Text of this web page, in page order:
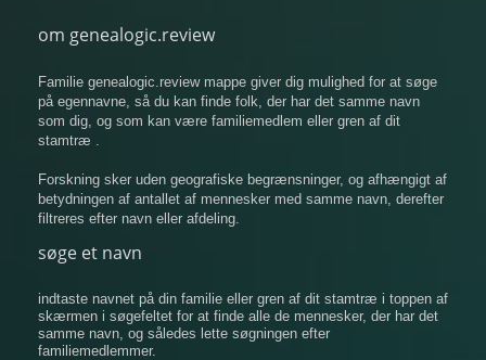
om genealogic.review
Familie genealogic.review mappe giver dig mulighed for at søge
på egennavne, så du kan finde folk, der har det samme navn
som dig, og som kan være familiemedlem eller gren af ​​dit
stamtræ .
Forskning sker uden geografiske begrænsninger, og afhængigt af
betydningen af ​​antallet af mennesker med samme navn, derefter
filtreres efter navn eller afdeling.
søge et navn
indtaste navnet på din familie eller gren af ​​dit stamtræ i toppen af
​​skærmen i søgefeltet for at finde alle de mennesker, der har det
samme navn, og således lette søgningen efter
familiemedlemmer.